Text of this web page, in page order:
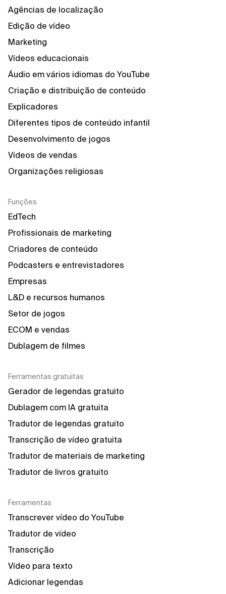
Agências de localização
Edição de vídeo
Marketing
Vídeos educacionais
Áudio em vários idiomas do YouTube
Criação e distribuição de conteúdo
Explicadores
Diferentes tipos de conteúdo infantil
Desenvolvimento de jogos
Vídeos de vendas
Organizações religiosas
Funções
EdTech
Profissionais de marketing
Criadores de conteúdo
Podcasters e entrevistadores
Empresas
L&D e recursos humanos
Setor de jogos
ECOM e vendas
Dublagem de filmes
Ferramentas gratuitas
Gerador de legendas gratuito
Dublagem com IA gratuita
Tradutor de legendas gratuito
Transcrição de vídeo gratuita
Tradutor de materiais de marketing
Tradutor de livros gratuito
Ferramentas
Transcrever vídeo do YouTube
Tradutor de vídeo
Transcrição
Vídeo para texto
Adicionar legendas